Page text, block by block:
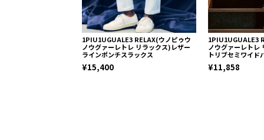
1PIU1UGUALE3 RELAX(ウノピゥウ
ノウグァーレトレ リラックス)レザー
ラインポンチスラックス
¥15,400
1PIU1UGUALE3
ノウグァーレトレ
トリブセミワイド
¥11,858